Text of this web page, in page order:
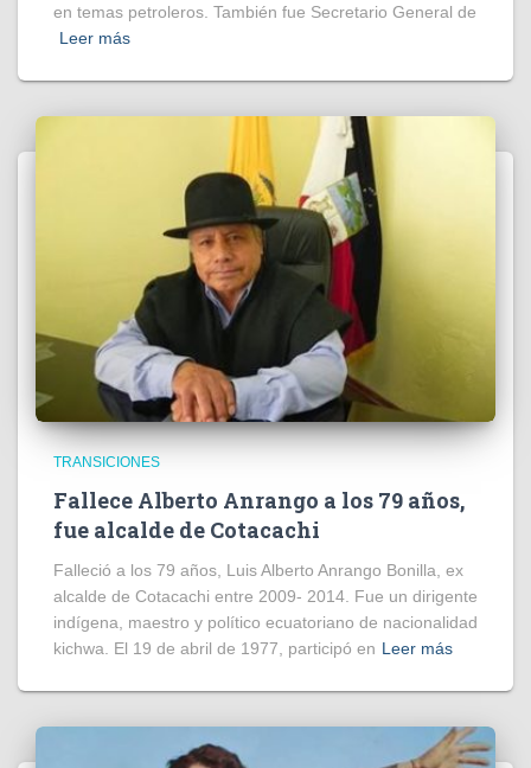
en temas petroleros. También fue Secretario General de
Leer más
TRANSICIONES
Fallece Alberto Anrango a los 79 años,
fue alcalde de Cotacachi
Falleció a los 79 años, Luis Alberto Anrango Bonilla, ex
alcalde de Cotacachi entre 2009- 2014. Fue un dirigente
indígena, maestro y político ecuatoriano de nacionalidad
kichwa. El 19 de abril de 1977, participó en Leer más